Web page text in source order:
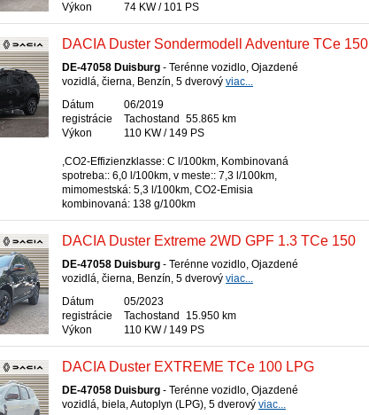
Výkon
74 KW / 101 PS
DACIA Duster Sondermodell Adventure TCe 150
DE-47058 Duisburg - Terénne vozidlo, Ojazdené
vozidlá, čierna, Benzín, 5 dverový viac...
Dátum
registrácie
06/2019
Tachostand
55.865 km
Výkon
110 KW / 149 PS
,CO2-Effizienzklasse: C l/100km, Kombinovaná
spotreba:: 6,0 l/100km, v meste:: 7,3 l/100km,
mimomestská: 5,3 l/100km, CO2-Emisia
kombinovaná: 138 g/100km
DACIA Duster Extreme 2WD GPF 1.3 TCe 150
DE-47058 Duisburg - Terénne vozidlo, Ojazdené
vozidlá, čierna, Benzín, 5 dverový viac...
Dátum
registrácie
05/2023
Tachostand
15.950 km
Výkon
110 KW / 149 PS
DACIA Duster EXTREME TCe 100 LPG
DE-47058 Duisburg - Terénne vozidlo, Ojazdené
vozidlá, biela, Autoplyn (LPG), 5 dverový viac...